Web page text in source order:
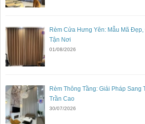
Rèm Cửa Hưng Yên: Mẫu Mã
Tận Nơi
01/08/2026
Rèm Thông Tầng: Giải Pháp Sang
Trần Cao
30/07/2026